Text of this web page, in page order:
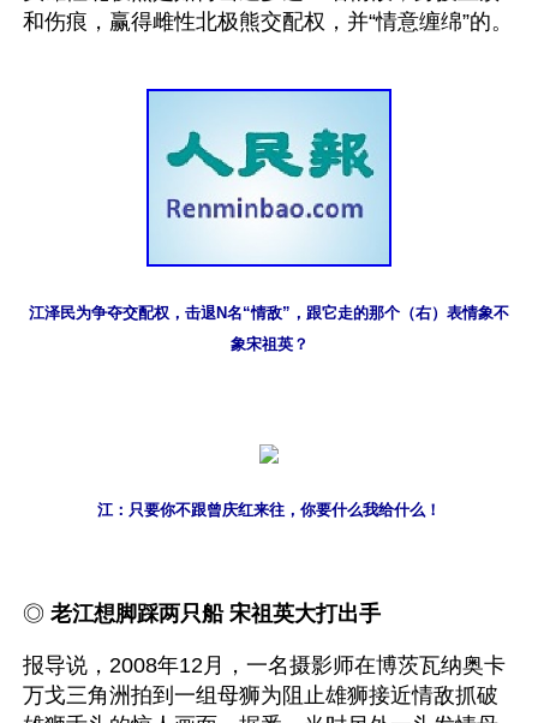
和伤痕，赢得雌性北极熊交配权，并“情意缠绵”的。
江泽民为争夺交配权，击退N名“情敌”，跟它走的那个（右）表情象不
象宋祖英？
江：只要你不跟曾庆红来往，你要什么我给什么！
◎ 老江想脚踩两只船 宋祖英大打出手
报导说，2008年12月，一名摄影师在博茨瓦纳奥卡
万戈三角洲拍到一组母狮为阻止雄狮接近情敌抓破